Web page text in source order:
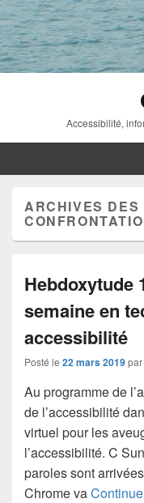
Accessibilité,
ARCHIVES
Hebdoxytude
semaine en
accessibilité
Posté le 22 mars 2019par
Au programme de
de l’accessibilité
virtuel pour les
l’accessibilité. C
paroles sont
Chrome va